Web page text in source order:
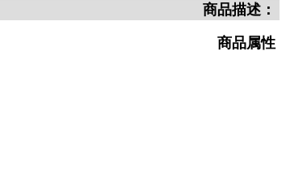
商品描述：
商品属性